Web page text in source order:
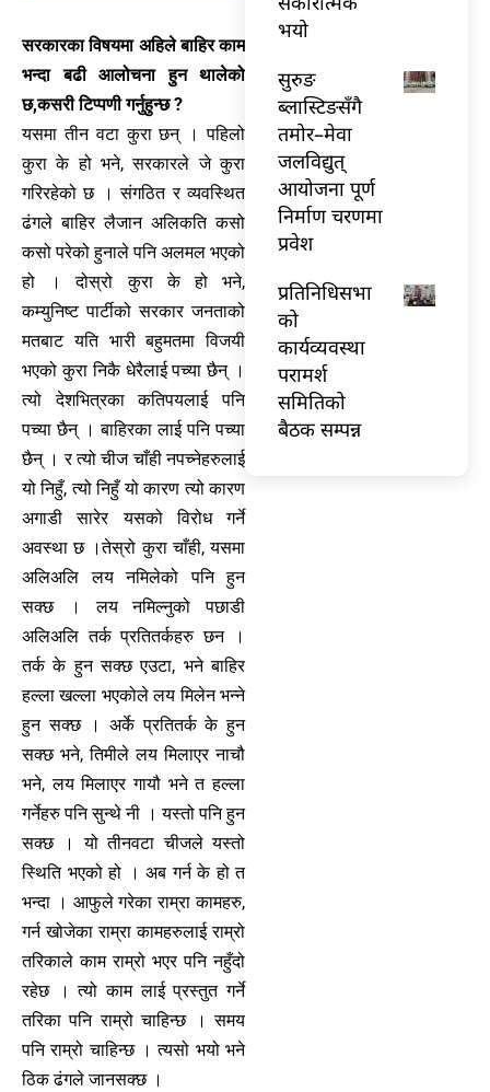
सरकारका विषयमा अहिले बाहिर काम
भन्दा बढी आलोचना हुन थालेको
छ,कसरी टिप्पणी गर्नुहुन्छ ?
यसमा तीन वटा कुरा छन् । पहिलो
कुरा के हो भने, सरकारले जे कुरा
गरिरहेको छ । संगठित र व्यवस्थित
ढंगले बाहिर लैजान अलिकति कसो
कसो परेको हुनाले पनि अलमल भएको
हो । दोस्रो कुरा के हो भने,
कम्युनिष्ट पार्टीको सरकार जनताको
मतबाट यति भारी बहुमतमा विजयी
भएको कुरा निकै धेरैलाई पच्या छैन् ।
त्यो देशभित्रका कतिपयलाई पनि
पच्या छैन् । बाहिरका लाई पनि पच्या
छैन् । र त्यो चीज चाँही नपच्नेहरुलाई
यो निहुँ, त्यो निहुँ यो कारण त्यो कारण
अगाडी सारेर यसको विरोध गर्ने
अवस्था छ ।तेस्रो कुरा चाँही, यसमा
अलिअलि लय नमिलेको पनि हुन
सक्छ । लय नमिल्नुको पछाडी
अलिअलि तर्क प्रतितर्कहरु छन ।
तर्क के हुन सक्छ एउटा, भने बाहिर
हल्ला खल्ला भएकोले लय मिलेन भन्ने
हुन सक्छ । अर्के प्रतितर्क के हुन
सक्छ भने, तिमीले लय मिलाएर नाचौ
भने, लय मिलाएर गायौ भने त हल्ला
गर्नेहरु पनि सुन्थे नी । यस्तो पनि हुन
सक्छ । यो तीनवटा चीजले यस्तो
स्थिति भएको हो । अब गर्न के हो त
भन्दा । आफुले गरेका राम्रा कामहरु,
गर्न खोजेका राम्रा कामहरुलाई राम्रो
तरिकाले काम राम्रो भएर पनि नहुँदो
रहेछ । त्यो काम लाई प्रस्तुत गर्ने
तरिका पनि राम्रो चाहिन्छ । समय
पनि राम्रो चाहिन्छ । त्यसो भयो भने
ठिक ढंगले जानसक्छ ।
भयो
सुरुङ
ब्लास्टिङसँगै
तमोर–मेवा
जलविद्युत्
आयोजना पूर्ण
निर्माण चरणमा
प्रवेश
प्रतिनिधिसभा
को
कार्यव्यवस्था
परामर्श
समितिको
बैठक सम्पन्न